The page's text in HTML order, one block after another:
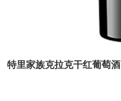
特里家族克拉克干红葡萄酒